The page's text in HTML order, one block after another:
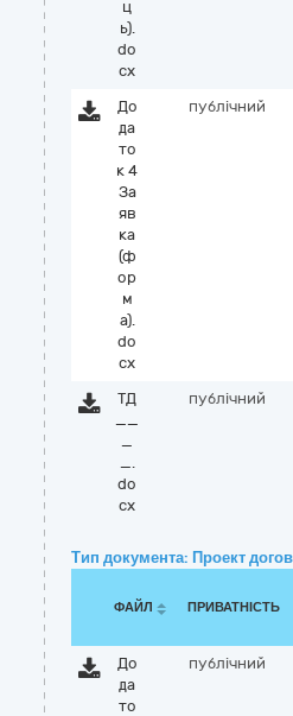
ц
ь).
do
cx
До
да
то
к 4
За
яв
ка
(ф
ор
м
а).
do
cx
публічний
ТД
__
_
_.
do
cx
публічний
Тип документа: Проект
ФАЙЛ ПРИВАТНІСТЬ
До
да
то
публічний